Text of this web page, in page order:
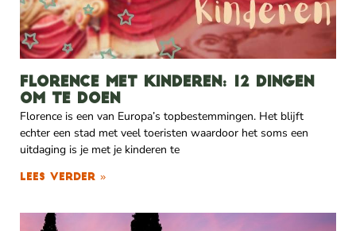
Florence met kinderen: 12 dingen
om te doen
Florence is een van Europa’s topbestemmingen. Het blijft
echter een stad met veel toeristen waardoor het soms een
uitdaging is je met je kinderen te
Lees verder »